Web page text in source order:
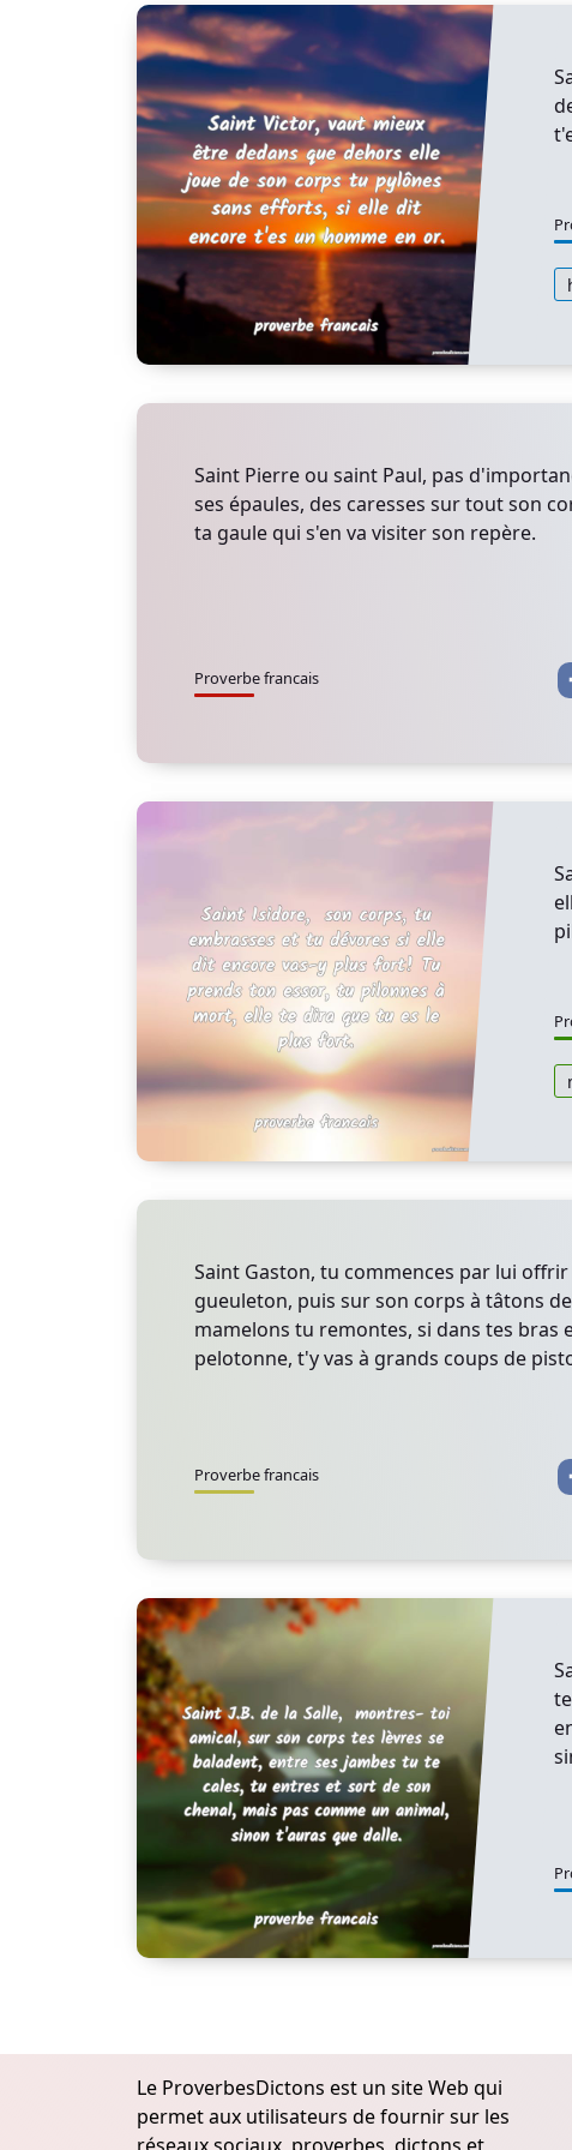
Saint Pierre ou saint Paul, pas
ses épaules, des caresses sur tout son
ta gaule qui s'en va visiter son repère.
Proverbe francais
Saint Gaston, tu commences par lui
gueuleton, puis sur son corps à tâtons
mamelons tu remontes, si dans tes bras
pelotonne, t'y vas à grands coups de
Proverbe francais
Le ProverbesDictons est un site Web qui
permet aux utilisateurs de fournir sur les